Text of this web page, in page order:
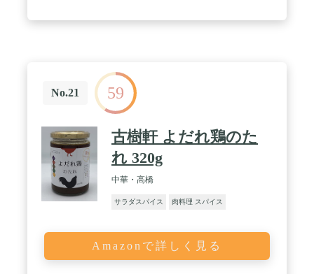
No.21 59
古樹軒 よだれ鶏のた
れ 320g
中華・高橋
サラダスパイス 肉料理 スパイス
Amazonで詳しく見る